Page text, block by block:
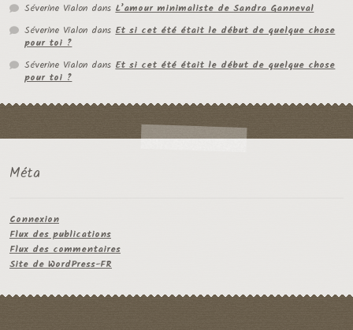
Séverine Vialon dansL’amour minimaliste de Sandra Ganneval
Séverine Vialon dansEt si cet été était le début de quelque chose
pour toi ?
Séverine Vialon dansEt si cet été était le début de quelque chose
pour toi ?
Méta
Connexion
Flux des publications
Flux des commentaires
Site de WordPress-FR